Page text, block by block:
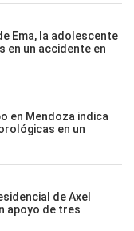
Ema, la adolescente
en un accidente en
en Mendoza indica
en un
de Axel
apoyo de tres